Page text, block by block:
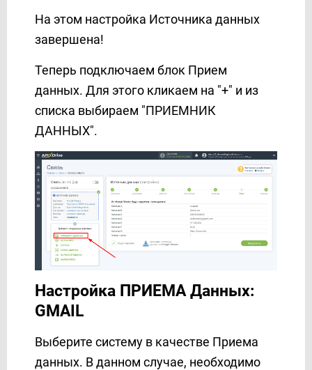
На этом настройка Источника данных
завершена!
Теперь подключаем блок Прием
данных. Для этого кликаем на "+" и из
списка выбираем "ПРИЕМНИК
ДАННЫХ".
Настройка ПРИЕМА Данных:
GMAIL
Выберите систему в качестве Приема
данных. В данном случае, необходимо